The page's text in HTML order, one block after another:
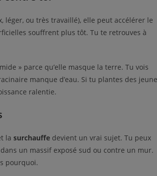
léger, ou très travaillé), elle peut accélérer le
souffrent plus tôt. Tu te retrouves à
» parce qu’elle masque la terre. Tu vois
manque d’eau. Si tu plantes des
ralentie.
la surchauffe devient un vrai sujet. Tu peux
un massif exposé sud ou contre un mur.
pourquoi.